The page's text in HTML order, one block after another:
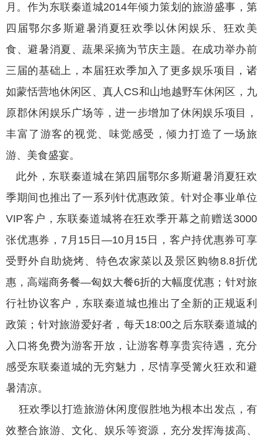
月。作为东联秦道城2014年倾力策划的旅游盛事，第
四届鄂尔多斯避暑消夏狂欢季以休闲娱乐、狂欢美
食、避暑消夏、蔬果采摘为节庆主题。在成功举办前
三届的基础上，本届狂欢季加入了更多娱乐项目，诸
如蒙恬营地休闲区、真人CS和山地越野车休闲区，九
原郡休闲娱乐广场等，进一步增加了休闲娱乐项目，
丰富了游客的视觉、味觉感受，倾力打造了一场旅
游、美食盛宴。
此外，东联秦道城在第四届鄂尔多斯避暑消夏狂欢
季期间也推出了一系列针优惠政策。针对企事业单位
VIP客户，东联秦道城将在狂欢季开幕之前赠送3000
张优惠券，7月15日—10月15日，客户持优惠券可享
受野外自助烧烤、特色农家菜以及景区购物8.8折优
惠，高端商务餐—匈奴大餐6折的大幅度优惠；针对旅
行社协议客户，东联秦道城也推出了全新的正规返利
政策；针对旅游爱好者，每天18:00之后东联秦道城的
入口将免费为游客开放，让游客尊享贵宾待遇，充分
感受东联秦道城的无穷魅力，尽情享受篝火狂欢和避
暑清凉。
狂欢季以打造旅游休闲度假胜地为根本出发点，有
效整合旅游、文化、娱乐等资源，充分发挥海拔高、